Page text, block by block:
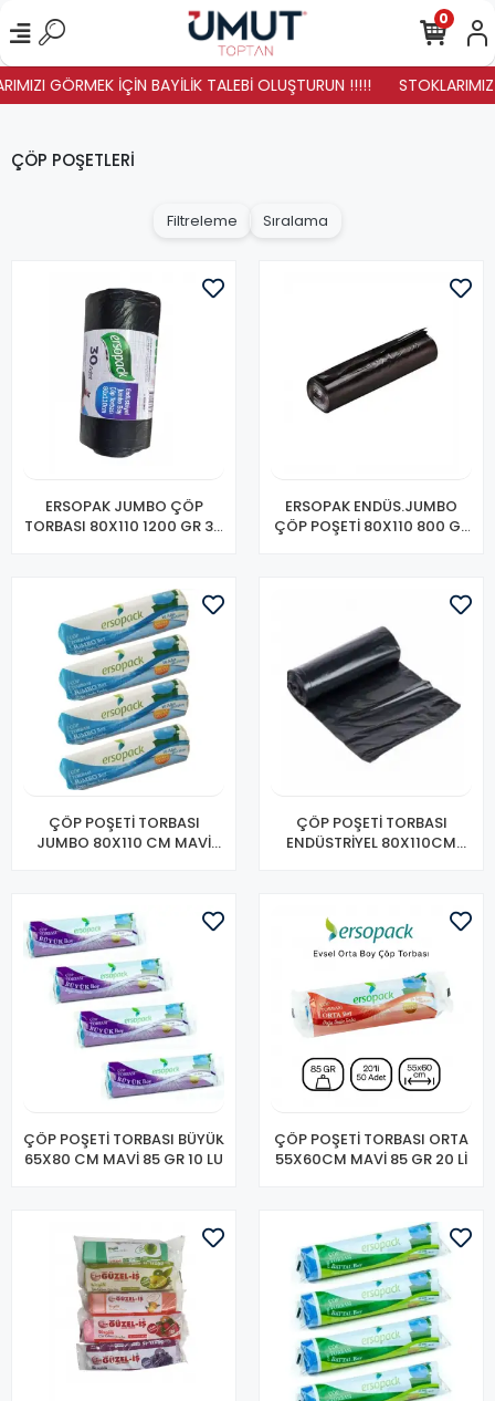
GÖRMEK İÇİN BAYİLİK TALEBİ OLUŞTURUN !!!!! STOKLARIMIZ
0
ÇÖP POŞETLERİ
Filtreleme Sıralama
ERSOPAK JUMBO ÇÖP
TORBASI 80X110 1200 GR 30
ERSOPAK ENDÜS.JUMBO
ÇÖP POŞETİ 80X110 800 GR
ÇÖP POŞETİ TORBASI
JUMBO 80X110 CM MAVİ
ÇÖP POŞETİ TORBASI
ENDÜSTRİYEL 80X110CM
ÇÖP POŞETİ TORBASI BÜYÜK
65X80 CM MAVİ 85 GR 10 LU
ÇÖP POŞETİ TORBASI ORTA
55X60CM MAVİ 85 GR 20 Lİ